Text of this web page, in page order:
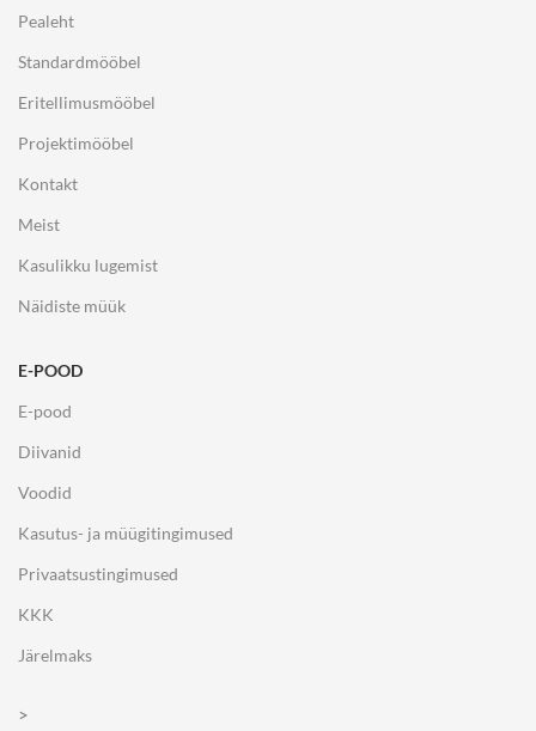
Pealeht
Standardmööbel
Eritellimusmööbel
Projektimööbel
Kontakt
Meist
Kasulikku lugemist
Näidiste müük
E-POOD
E-pood
Diivanid
Voodid
Kasutus- ja müügitingimused
Privaatsustingimused
KKK
Järelmaks
>